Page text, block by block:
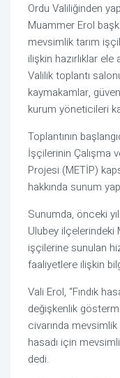
Ordu Valiliğinden
Muammer Erol
mevsimlik tarım
ilişkin hazırlıklar ele
Valilik toplantı
kaymakamlar,
kurum yöneticileri
Toplantının
İşçilerinin Çalışma
Projesi (METİP)
hakkında sunum
Sunumda, önceki
Ulubey ilçelerindeki
işçilerine sunulan
faaliyetlere ilişkin
Vali Erol, “Fındık
değişkenlik
civarında
hasadı için
dedi.